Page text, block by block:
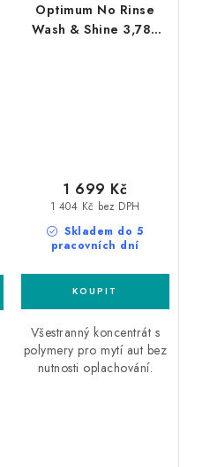
Optimum No Rinse
Wash & Shine 3,78L
Skladem do 5
pracovních dní
1 404 Kč bez DPH
1 699 Kč
Všestranný koncentrát s
polymery pro mytí aut bez
nutnosti oplachování.